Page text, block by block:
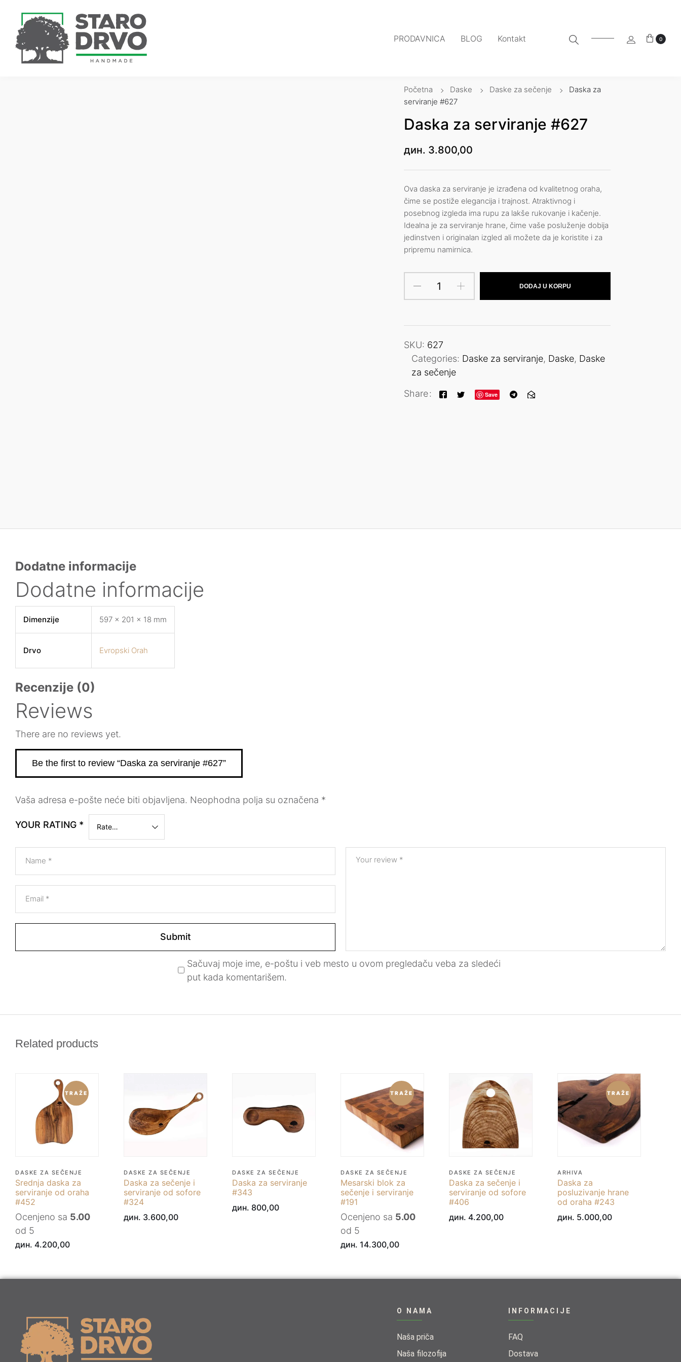
PRODAVNICA BLOG Kontakt 0
Početna Daske Daske za sečenje
Daska za
serviranje #627
Daska za serviranje #627
дин. 3.800,00
Ova daska za serviranje je izrađena od kvalitetnog oraha,
čime se postiže elegancija i trajnost. Atraktivnog i
posebnog izgleda ima rupu za lakše rukovanje i kačenje.
Idealna je za serviranje hrane, čime vaše posluženje dobija
jedinstven i originalan izgled ali možete da je koristite i za
pripremu namirnica.
DODAJ U KORPU
SKU: 627
Categories: Daske za serviranje, Daske, Daske
za sečenje
Share
Save
Dodatne informacije
Dodatne informacije
Dimenzije 597 × 201 × 18 mm
Drvo Evropski Orah
Recenzije (0)
Reviews
There are no reviews yet.
Be the first to review “Daska za serviranje #627”
Vaša adresa e-pošte neće biti objavljena. Neophodna polja su označena *
YOUR RATING *
Your review *
Name *
Email *
Sačuvaj moje ime, e-poštu i veb mesto u ovom pregledaču veba za sledeći
put kada komentarišem.
Related products
TRAŽE
DASKE ZA SEČENJE
Srednja daska za
serviranje od oraha
#452
Ocenjeno sa 5.00
od 5
дин. 4.200,00
DASKE ZA SEČENJE
Daska za sečenje i
serviranje od sofore
#324
дин. 3.600,00
DASKE ZA SEČENJE
Daska za serviranje
#343
дин. 800,00
TRAŽE
DASKE ZA SEČENJE
Mesarski blok za
sečenje i serviranje
#191
Ocenjeno sa 5.00
od 5
дин. 14.300,00
DASKE ZA SEČENJE
Daska za sečenje i
serviranje od sofore
#406
дин. 4.200,00
TRAŽE
ARHIVA
Daska za
posluzivanje hrane
od oraha #243
дин. 5.000,00
O NAMA
Naša priča
Naša filozofija
INFORMACIJE
FAQ
Dostava